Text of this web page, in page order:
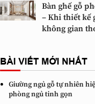
Bàn ghế gỗ
– Khi thiết kế
không gian
BÀI VIẾT MỚI NHẤT
Giường ngủ gỗ tự nhiên
phòng ngủ tinh gọn